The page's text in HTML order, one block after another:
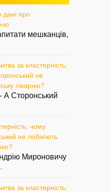
дані про
мешканців,
за кластерність:
не
лікарню?
А Сторонський
чому
не лобіюють
Мироновичу
за кластерність: